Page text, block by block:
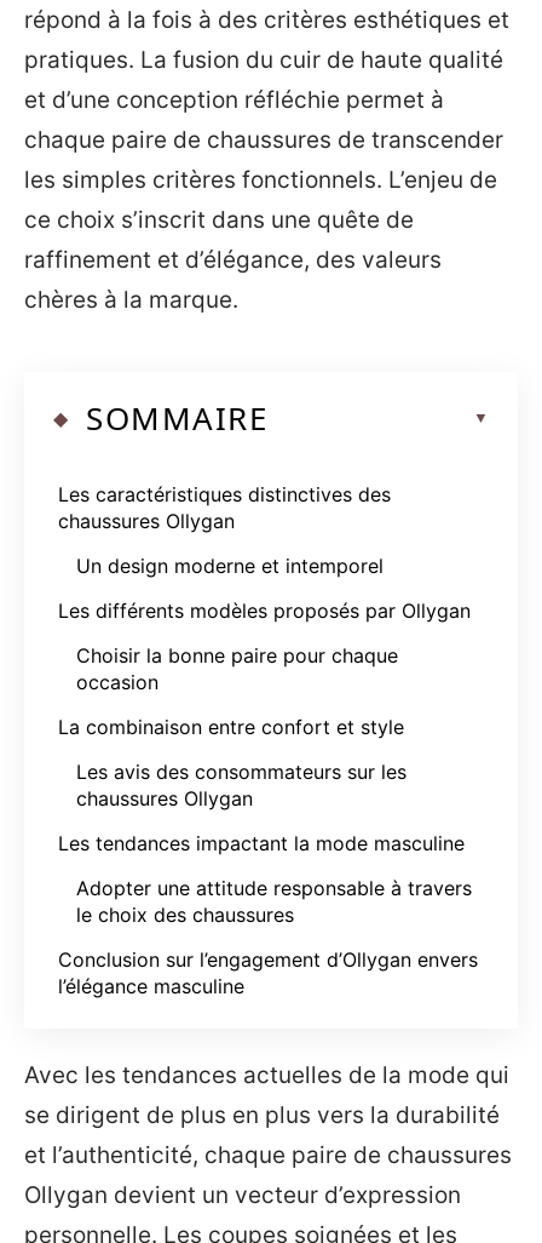
répond à la fois à des critères esthétiques et
pratiques. La fusion du cuir de haute qualité
et d’une conception réfléchie permet à
chaque paire de chaussures de transcender
les simples critères fonctionnels. L’enjeu de
ce choix s’inscrit dans une quête de
raffinement et d’élégance, des valeurs
chères à la marque.
SOMMAIRE
Les caractéristiques distinctives des
chaussures Ollygan
Un design moderne et intemporel
Les différents modèles proposés par Ollygan
Choisir la bonne paire pour chaque
occasion
La combinaison entre confort et style
Les avis des consommateurs sur les
chaussures Ollygan
Les tendances impactant la mode masculine
Adopter une attitude responsable à travers
le choix des chaussures
Conclusion sur l’engagement d’Ollygan envers
l’élégance masculine
Avec les tendances actuelles de la mode qui
se dirigent de plus en plus vers la durabilité
et l’authenticité, chaque paire de chaussures
Ollygan devient un vecteur d’expression
personnelle. Les coupes soignées et les